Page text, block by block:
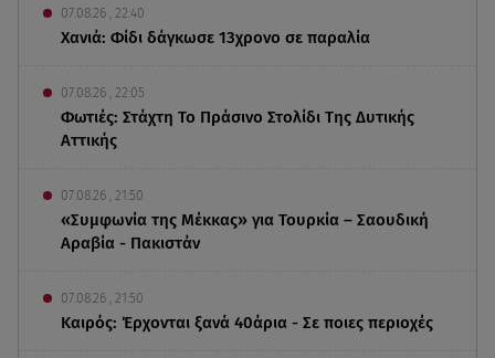
07.08.26 , 22:40
Χανιά: Φίδι δάγκωσε 13χρονο σε παραλία
07.08.26 , 22:05
Φωτιές: Στάχτη Το Πράσινο Στολίδι Της Δυτικής
Αττικής
07.08.26 , 21:50
«Συμφωνία της Μέκκας» για Τουρκία – Σαουδική
Αραβία - Πακιστάν
07.08.26 , 21:50
Καιρός: Έρχονται ξανά 40άρια - Σε ποιες περιοχές